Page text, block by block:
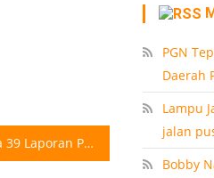
KPK Terima 39 Laporan PPATK, Ada Temuan Soal Aliran Dana Pemilu 2024
PT
PGN
Daerah
Lampu
jalan
Bobby